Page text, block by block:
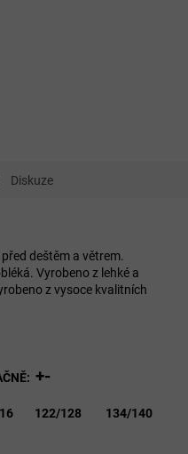
Diskuze
deštěm a větrem.
Vyrobeno z lehké a
z vysoce kvalitních
+-
122/128 134/140